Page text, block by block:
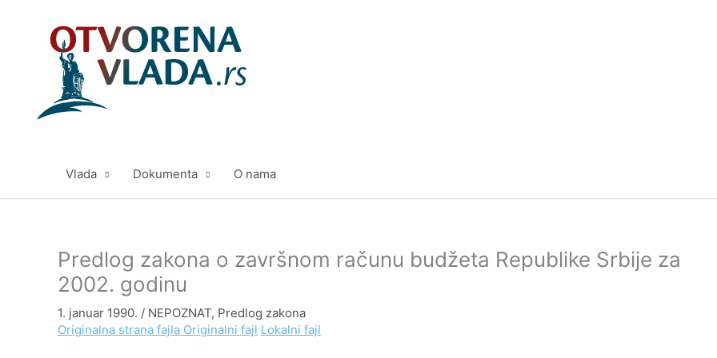
Vlada Dokumenta O nama
Predlog zakona o završnom računu budžeta Republike Srbije za
2002. godinu
1. januar 1990. / NEPOZNAT, Predlog zakona
Originalna strana fajla Originalni fajl Lokalni fajl